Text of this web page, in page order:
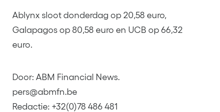
Ablynx sloot donderdag op 20,58 euro,
Galapagos op 80,58 euro en UCB op 66,32
euro.
Door: ABM Financial News.
pers@abmfn.be
Redactie: +32(0)78 486 481